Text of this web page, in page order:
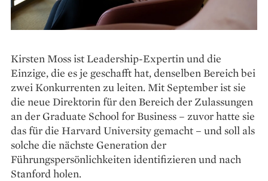
Kirsten Moss ist Leadership-Expertin und die
Einzige, die es je geschafft hat, denselben Bereich bei
zwei Konkurrenten zu leiten. Mit September ist sie
die neue Direktorin für den Bereich der Zulassungen
an der Graduate School for Business – zuvor hatte sie
das für die Harvard University gemacht – und soll als
solche die nächste Generation der
Führungspersönlichkeiten identifizieren und nach
Stanford holen.